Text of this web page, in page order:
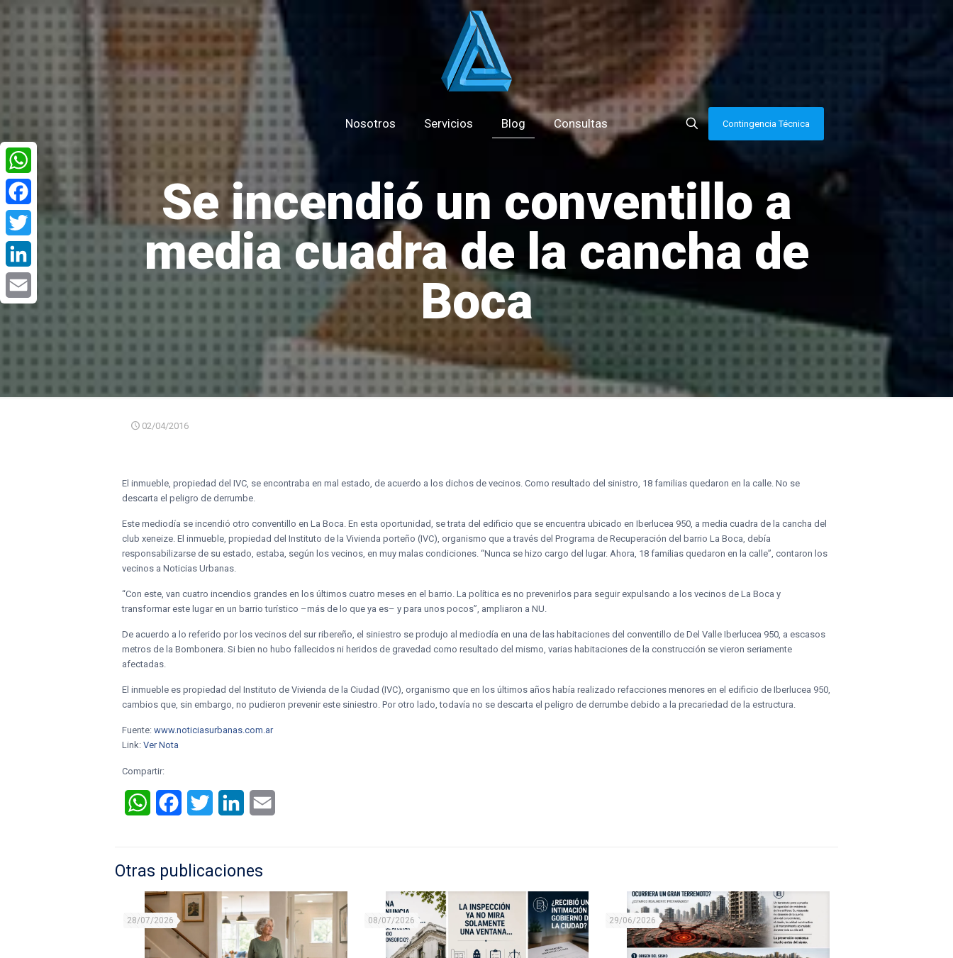
Nosotros Servicios Blog Consultas Contingencia Técnica
Se incendió un conventillo a
media cuadra de la cancha de
Boca
02/04/2016
El inmueble, propiedad del IVC, se encontraba en mal estado, de acuerdo a los dichos de vecinos. Como resultado del sinistro, 18 familias quedaron en la calle. No se
descarta el peligro de derrumbe.
Este mediodía se incendió otro conventillo en La Boca. En esta oportunidad, se trata del edificio que se encuentra ubicado en Iberlucea 950, a media cuadra de la cancha del
club xeneize. El inmueble, propiedad del Instituto de la Vivienda porteño (IVC), organismo que a través del Programa de Recuperación del barrio La Boca, debía
responsabilizarse de su estado, estaba, según los vecinos, en muy malas condiciones. “Nunca se hizo cargo del lugar. Ahora, 18 familias quedaron en la calle”, contaron los
vecinos a Noticias Urbanas.
“Con este, van cuatro incendios grandes en los últimos cuatro meses en el barrio. La política es no prevenirlos para seguir expulsando a los vecinos de La Boca y
transformar este lugar en un barrio turístico –más de lo que ya es– y para unos pocos”, ampliaron a NU.
De acuerdo a lo referido por los vecinos del sur ribereño, el siniestro se produjo al mediodía en una de las habitaciones del conventillo de Del Valle Iberlucea 950, a escasos
metros de la Bombonera. Si bien no hubo fallecidos ni heridos de gravedad como resultado del mismo, varias habitaciones de la construcción se vieron seriamente
afectadas.
El inmueble es propiedad del Instituto de Vivienda de la Ciudad (IVC), organismo que en los últimos años había realizado refacciones menores en el edificio de Iberlucea 950,
cambios que, sin embargo, no pudieron prevenir este siniestro. Por otro lado, todavía no se descarta el peligro de derrumbe debido a la precariedad de la estructura.
Fuente:www.noticiasurbanas.com.ar
Link:Ver Nota
Compartir:
WhatsAppFacebookTwitter LinkedIn
Otras publicaciones
28/07/2026 08/07/2026 29/06/2026
WhatsApp
Facebook
Twitter
LinkedIn
Email